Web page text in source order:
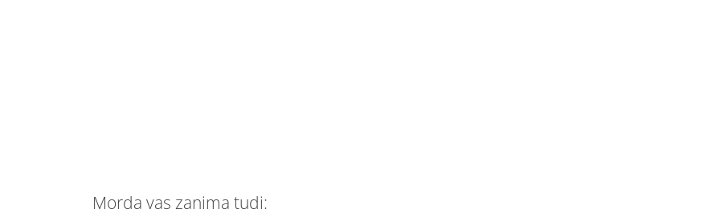
Morda vas zanima tudi: